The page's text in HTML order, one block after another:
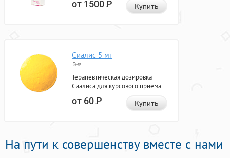
от 1500Р Купить
Сиалис 5 мг
5мг
Терапевтическая дозировка
Сиалиса для курсового приема
от 60Р Купить
На пути к совершенству вместе с нами